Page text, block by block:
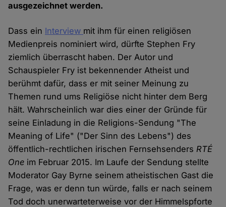
ausgezeichnet werden.
Dass ein Interview mit ihm für einen religiösen
Medienpreis nominiert wird, dürfte Stephen Fry
ziemlich überrascht haben. Der Autor und
Schauspieler Fry ist bekennender Atheist und
berühmt dafür, dass er mit seiner Meinung zu
Themen rund ums Religiöse nicht hinter dem Berg
hält. Wahrscheinlich war dies einer der Gründe für
seine Einladung in die Religions-Sendung "The
Meaning of Life" ("Der Sinn des Lebens") des
öffentlich-rechtlichen irischen FernsehsendersRTÉ
One im Februar 2015. Im Laufe der Sendung stellte
Moderator Gay Byrne seinem atheistischen Gast die
Frage, was er denn tun würde, falls er nach seinem
Tod doch unerwarteterweise vor der Himmelspforte